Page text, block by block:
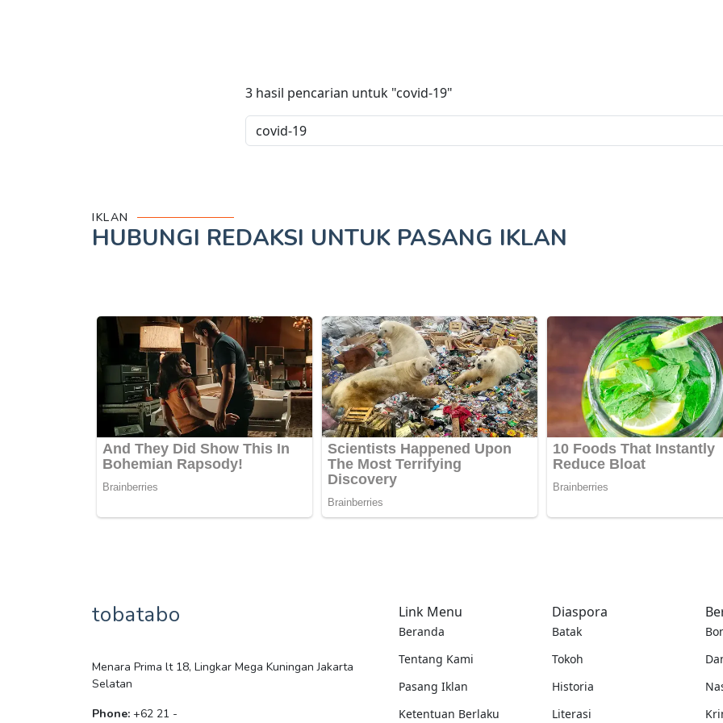
3 hasil pencarian untuk "covid-19"
IKLAN
HUBUNGI REDAKSI UNTUK PASANG IKLAN
tobatabo
Menara Prima lt 18, Lingkar Mega Kuningan Jakarta
Selatan
Phone: +62 21 -
Link Menu
Beranda
Tentang Kami
Pasang Iklan
Ketentuan Berlaku
Diaspora
Batak
Tokoh
Historia
Literasi